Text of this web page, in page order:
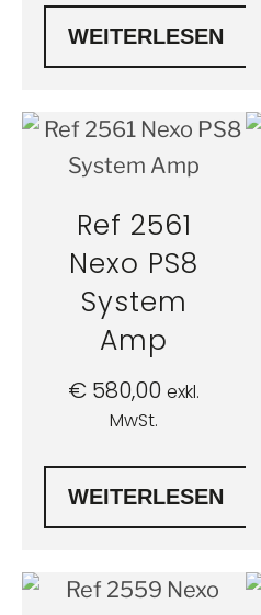
WEITERLESEN
Ref 2561
Nexo PS8
System
Amp
€ 580,00 exkl.
MwSt.
WEITERLESEN